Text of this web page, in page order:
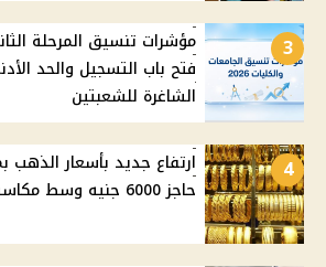
3
فتح باب التسجيل والحد
الشاغرة للشعبتين
4
حاجز 6000 جنيه وسط مكاسب عالمية للمعدن